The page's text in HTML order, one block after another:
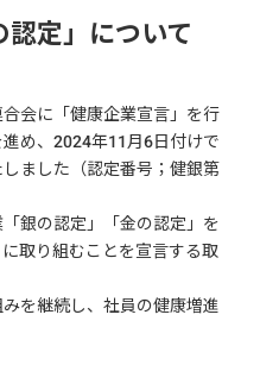
定」について
会に「健康企業宣言」を行
め、2024年11月6日付けで
ました（認定番号；健銀第
銀の認定」「金の認定」を
取り組むことを宣言する取
を継続し、社員の健康増進